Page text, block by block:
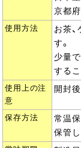
京都
使用方法
お茶
す。
少量
する
使用上の注
意
開封
保存方法
常温
保管し